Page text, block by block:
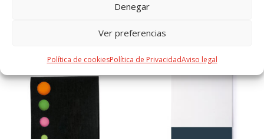
Denegar
Ver preferencias
Política de cookiesPolítica de PrivacidadAviso legal
PRODUCTOS RELACIONADOS